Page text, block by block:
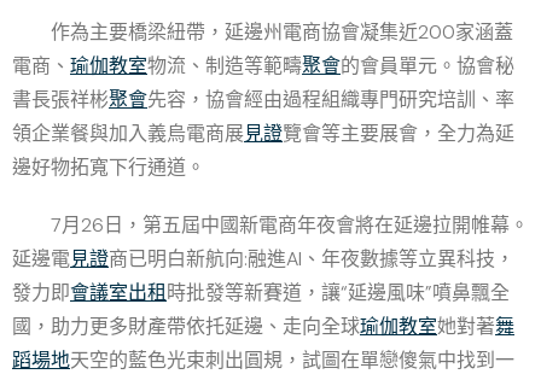
作為主要橋梁紐帶，延邊州電商協會凝集近200家涵蓋
電商、 瑜伽教室物流、制造等範疇聚會的會員單元。協會秘
書長張祥彬聚會先容，協會經由過程組織專門研究培訓、率
領企業餐與加入義烏電商展見證覽會等主要展會，全力為延
邊好物拓寬下行通道。
7月26日，第五屆中國新電商年夜會將在延邊拉開帷幕。
延邊電見證商已明白新航向:融進AI、年夜數據等立異科技，
發力即會議室出租 時批發等新賽道，讓“延邊風味”噴鼻飄全
國，助力更多財產帶依托延邊、走向全球瑜伽教室她對著舞
蹈場地天空的藍色光束刺出圓規，試圖在單戀傻氣中找到一